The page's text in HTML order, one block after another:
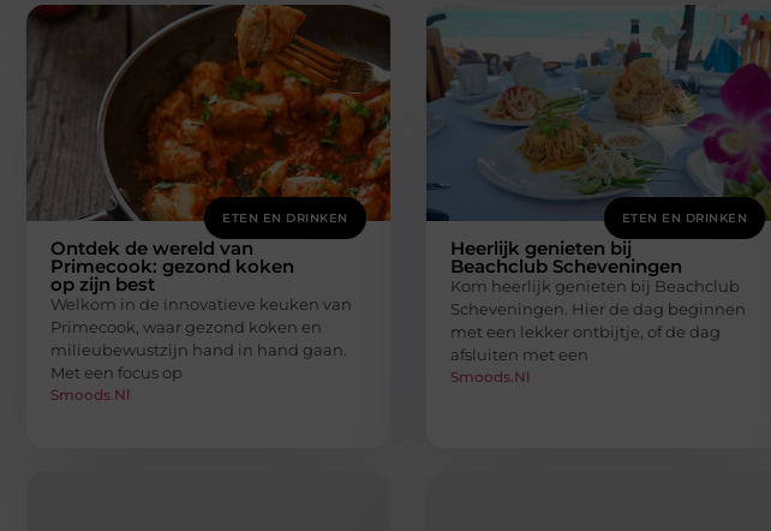
ETEN EN DRINKEN
Ontdek de wereld van
Primecook: gezond koken
op zijn best
Welkom in de innovatieve keuken van
Primecook, waar gezond koken en
milieubewustzijn hand in hand gaan.
Met een focus op
Smoods.nl
ETEN EN DRINKEN
Heerlijk genieten bij
Beachclub Scheveningen
Kom heerlijk genieten bij Beachclub
Scheveningen. Hier de dag beginnen
met een lekker ontbijtje, of de dag
afsluiten met een
Smoods.nl